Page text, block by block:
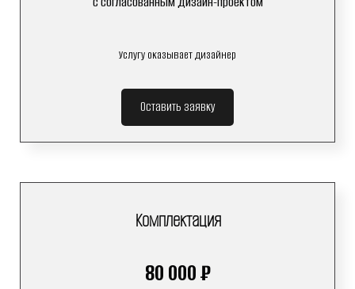
Услугу оказывает дизайнер
Оставить заявку
Комплектация
80 000 ₽